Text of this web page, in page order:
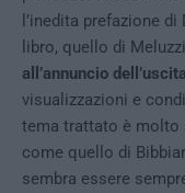
l’inedita prefazione
libro, quello di
all’annuncio dell’uscita
visualizzazioni e
tema trattato è molto
come quello di
sembra essere